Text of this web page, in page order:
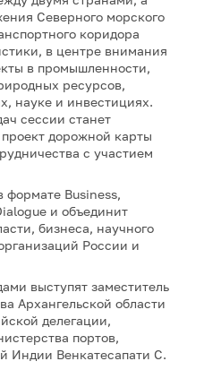
Северного морского
коридора
в центре внимания
в промышленности,
ресурсов,
науке и инвестициях.
сессии станет
дорожной карты
с участием
формате Business,
и объединит
бизнеса, научного
России и
выступят заместитель
Архангельской области
делегации,
портов,
Индии Венкатесапати С.